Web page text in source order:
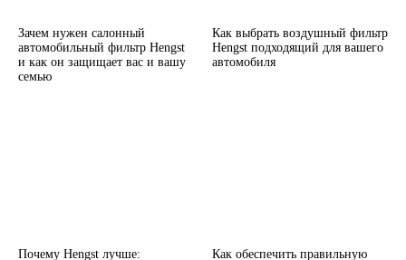
Зачем нужен салонный
автомобильный фильтр Hengst
и как он защищает вас и вашу
семью
Как выбрать воздушный фильтр
Hengst подходящий для вашего
автомобиля
Почему Hengst лучше: Как обеспечить правильную